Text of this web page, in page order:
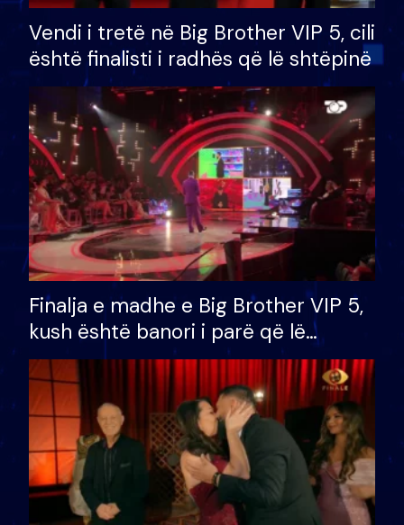
Vendi i tretë në Big Brother VIP 5, cili
është finalisti i radhës që lë shtëpinë
Finalja e madhe e Big Brother VIP 5,
kush është banori i parë që lë
shtëpinë dhe humb mundësinë për
të fituar çmimin e madh